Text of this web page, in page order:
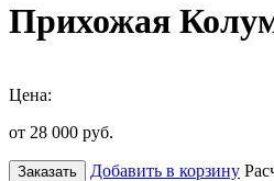
Прихожая
Цена:
от 28 000 руб.
Заказать Добавить в корзину